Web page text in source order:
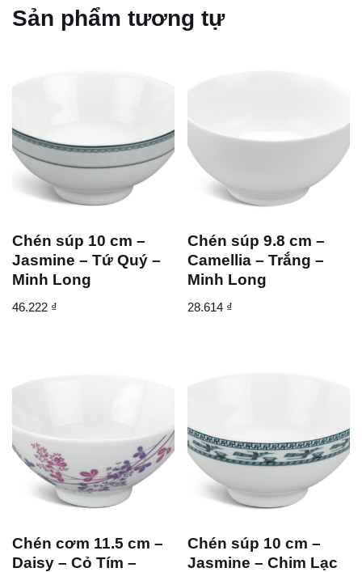
Sản phẩm tương tự
Chén súp 10 cm –
Jasmine – Tứ Quý –
Minh Long
46.222 ₫
Chén súp 9.8 cm –
Camellia – Trắng –
Minh Long
28.614 ₫
Chén cơm 11.5 cm –
Daisy – Cỏ Tím –
Chén súp 10 cm –
Jasmine – Chim Lạc